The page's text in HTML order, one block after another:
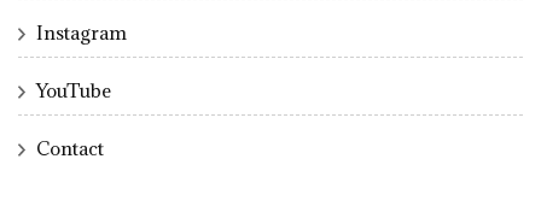
Instagram
YouTube
Contact